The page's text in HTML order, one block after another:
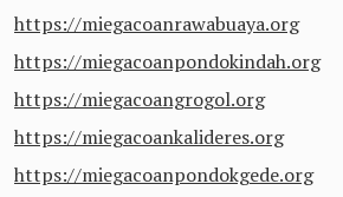
https://miegacoanrawabuaya.org
https://miegacoanpondokindah.org
https://miegacoangrogol.org
https://miegacoankalideres.org
https://miegacoanpondokgede.org